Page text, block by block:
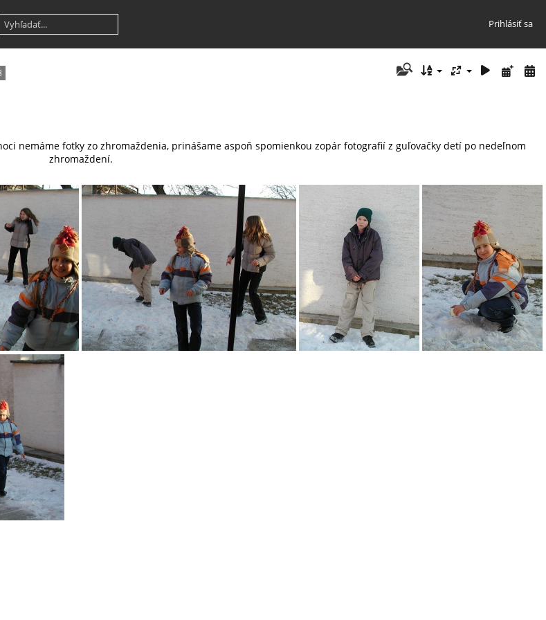
Prihlásiť sa
nemáme fotky zo zhromaždenia, prinášame aspoň spomienkou zopár fotografií z guľovačky detí po nedeľnom
zhromaždení.